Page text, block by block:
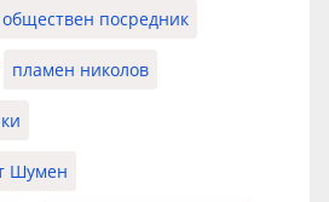
посредник
пламен николов
Шумен